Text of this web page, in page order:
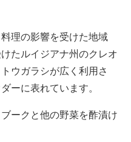
理の影響を受けた地域
たルイジアナ州のクレオ
ウガラシが広く利用さ
ーに表れています。
ークと他の野菜を酢漬け